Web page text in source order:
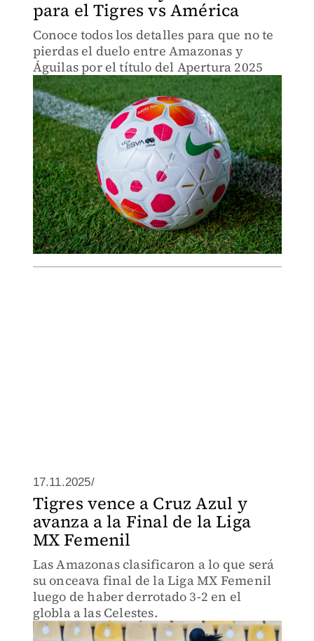
para el Tigres vs América
Conoce todos los detalles para que no te
pierdas el duelo entre Amazonas y
Águilas por el título del Apertura 2025
17.11.2025/
Tigres vence a Cruz Azul y
avanza a la Final de la Liga
MX Femenil
Las Amazonas clasificaron a lo que será
su onceava final de la Liga MX Femenil
luego de haber derrotado 3-2 en el
globla a las Celestes.